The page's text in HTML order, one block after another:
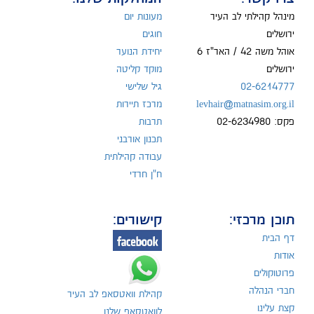
מינהל קהילתי לב העיר
ירושלים
אוהל משה 42 / האר"ז 6
ירושלים
02-6214777
levhair@matnasim.org.il
פקס: 02-6234980
מעונות יום
חוגים
יחידת הנוער
מוקד קליטה
גיל שלישי
מרכז תיירות
תרבות
תכנון אורבני
עבודה קהילתית
ח"ן חרדי
תוכן מרכזי:
דף הבית
אודות
פרוטוקולים
חברי הנהלה
קצת עלינו
קישורים:
קהילת וואטסאפ לב העיר
לוואטסאפ שלנו